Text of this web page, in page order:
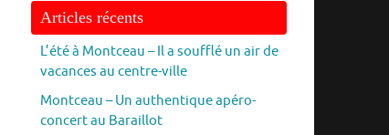
Articles récents
L’été à Montceau – Il a soufflé un air de
vacances au centre-ville
Montceau – Un authentique apéro-
concert au Baraillot